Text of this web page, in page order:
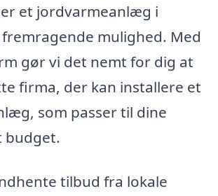
er et jordvarmeanlæg i
mulighed. Med
gør vi det nemt for dig at
firma, der kan installere et
som passer til dine
budget.
tilbud fra lokale